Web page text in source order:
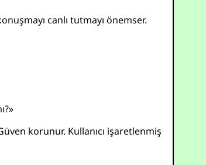
canlı tutmayı önemser.
korunur. Kullanıcı işaretlenmiş